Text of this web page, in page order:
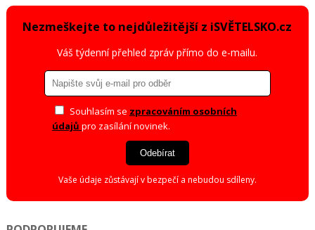
Nezmeškejte to nejdůležitější z iSVĚTELSKO.cz
Váš týdenní přehled zpráv přímo do e-mailu.
Souhlasím se zpracováním osobních
údajů pro zasílání novinek.
Odebírat
Vaše údaje zůstávají v bezpečí a nebudou sdíleny.